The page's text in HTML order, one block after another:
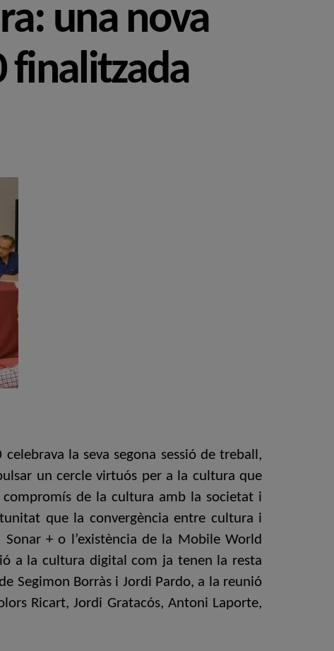
una nova
finalitzada
la seva segona sessió de treball,
un cercle virtuós per a la cultura que
de la cultura amb la societat i
que la convergència entre cultura i
+ o l’existència de la Mobile World
a la cultura digital com ja tenen la resta
Segimon Borràs i Jordi Pardo, a la reunió
Ricart, Jordi Gratacós, Antoni Laporte,